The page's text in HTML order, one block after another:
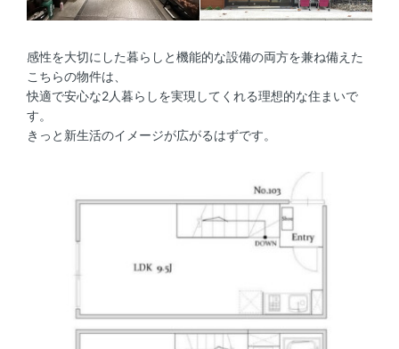
感性を大切にした暮らしと機能的な設備の両方を兼ね備えた
こちらの物件は、
快適で安心な2人暮らしを実現してくれる理想的な住まいで
す。
きっと新生活のイメージが広がるはずです。